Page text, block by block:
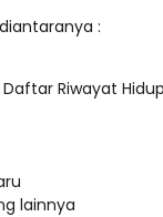
:
Riwayat Hidup
lainnya